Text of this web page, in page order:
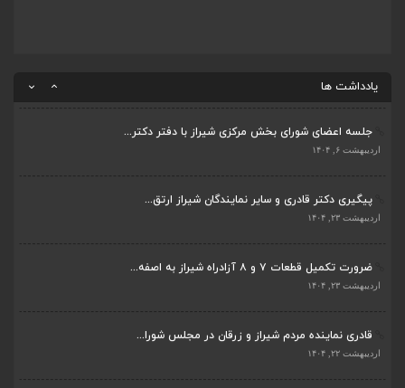
یادداشت ها
جلسه اعضای شورای بخش مرکزی شیراز با دفتر دکتر...
پیگیری دکتر قادری و سایر نمایندگان شیراز ارتق...
ضرورت تکمیل قطعات ۷ و ۸ آزادراه شیراز به اصفه...
قادری نماینده مردم شیراز و زرقان در مجلس شورا...